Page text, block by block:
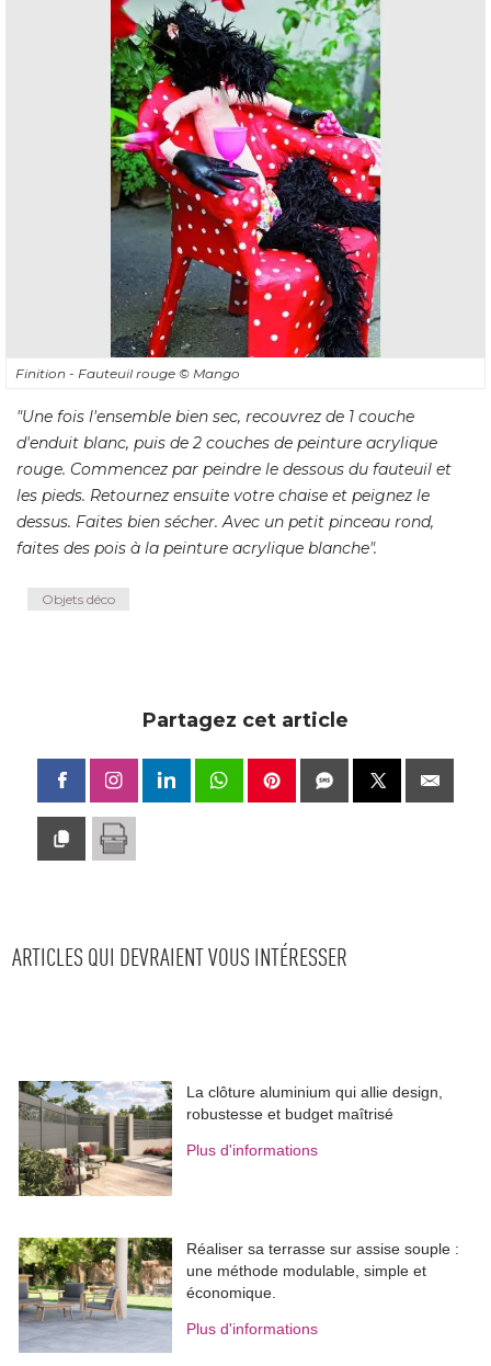
Finition - Fauteuil rouge © Mango
"Une fois l'ensemble bien sec, recouvrez de 1 couche
d'enduit blanc, puis de 2 couches de peinture acrylique
rouge. Commencez par peindre le dessous du fauteuil et
les pieds. Retournez ensuite votre chaise et peignez le
dessus. Faites bien sécher. Avec un petit pinceau rond,
faites des pois à la peinture acrylique blanche".
Objets déco
Partagez cet article
ARTICLES QUI DEVRAIENT VOUS INTÉRESSER
La clôture aluminium qui allie design,
robustesse et budget maîtrisé
Plus d'informations
Réaliser sa terrasse sur assise souple :
une méthode modulable, simple et
économique.
Plus d'informations